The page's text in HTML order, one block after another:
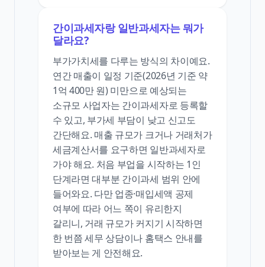
간이과세자랑 일반과세자는 뭐가
달라요?
부가가치세를 다루는 방식의 차이예요.
연간 매출이 일정 기준(2026년 기준 약
1억 400만 원) 미만으로 예상되는
소규모 사업자는 간이과세자로 등록할
수 있고, 부가세 부담이 낮고 신고도
간단해요. 매출 규모가 크거나 거래처가
세금계산서를 요구하면 일반과세자로
가야 해요. 처음 부업을 시작하는 1인
단계라면 대부분 간이과세 범위 안에
들어와요. 다만 업종·매입세액 공제
여부에 따라 어느 쪽이 유리한지
갈리니, 거래 규모가 커지기 시작하면
한 번쯤 세무 상담이나 홈택스 안내를
받아보는 게 안전해요.